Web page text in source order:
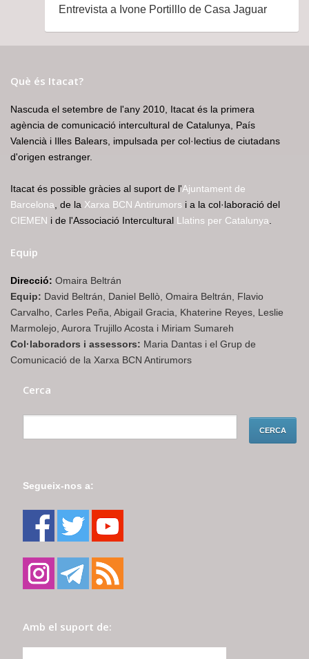
Entrevista a Ivone Portilllo de Casa Jaguar
Què és Itacat?
Nascuda el setembre de l'any 2010, Itacat és la primera
agència de comunicació intercultural de Catalunya, País
Valencià i Illes Balears, impulsada per col·lectius de ciutadans
d'origen estranger.
Itacat és possible gràcies al suport de l'Ajuntament de
Barcelona , de la Xarxa BCN Antirumors i a la col·laboració del
CIEMEN i de l'Associació Intercultural Llatins per Catalunya
Equip
Direcció: Omaira Beltrán
Equip: David Beltrán, Daniel Bellò, Omaira Beltrán, Flavio
Carvalho, Carles Peña, Abigail Gracia, Khaterine Reyes, Leslie
Marmolejo, Aurora Trujillo Acosta i Miriam Sumareh
Col·laboradors i assessors: Maria Dantas i el Grup de
Comunicació de la Xarxa BCN Antirumors
Cerca
Segueix-nos a:
Amb el suport de: